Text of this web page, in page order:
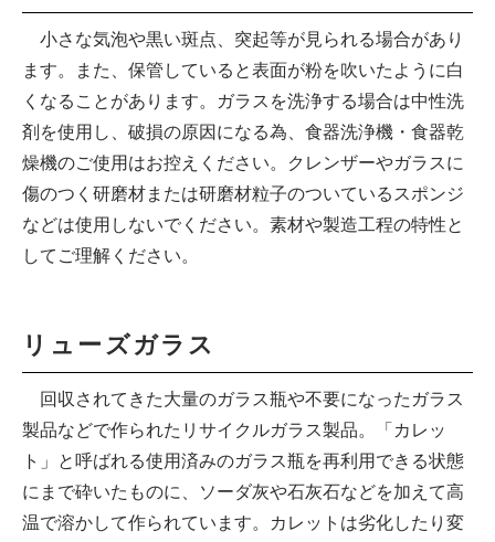
小さな気泡や黒い斑点、突起等が見られる場合があり
ます。また、保管していると表面が粉を吹いたように白
くなることがあります。ガラスを洗浄する場合は中性洗
剤を使用し、破損の原因になる為、食器洗浄機・食器乾
燥機のご使用はお控えください。クレンザーやガラスに
傷のつく研磨材または研磨材粒子のついているスポンジ
などは使用しないでください。素材や製造工程の特性と
してご理解ください。
リューズガラス
回収されてきた大量のガラス瓶や不要になったガラス
製品などで作られたリサイクルガラス製品。「カレッ
ト」と呼ばれる使用済みのガラス瓶を再利用できる状態
にまで砕いたものに、ソーダ灰や石灰石などを加えて高
温で溶かして作られています。カレットは劣化したり変